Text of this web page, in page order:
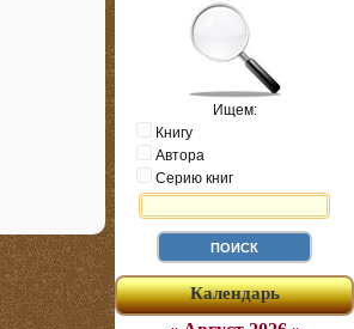
Ищем:
Книгу
Автора
Серию книг
Календарь